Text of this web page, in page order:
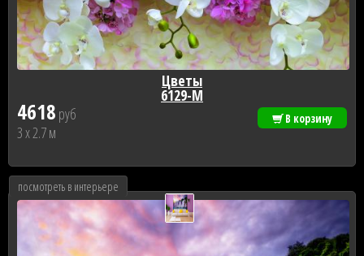
4618 руб
3 x 2.7 м
Цветы
6129-М
В корзину
посмотреть в интерьере